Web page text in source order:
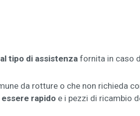
tipo di assistenza fornita in caso
da rotture o che non richieda
rapido e i pezzi di ricambio